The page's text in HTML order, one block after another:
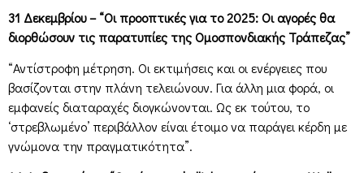
31 Δεκεμβρίου – “Οι προοπτικές για το 2025: Οι αγορές θα
διορθώσουν τις παρατυπίες της Ομοσπονδιακής Τράπεζας”
“Αντίστροφη μέτρηση. Οι εκτιμήσεις και οι ενέργειες που
βασίζονται στην πλάνη τελειώνουν. Για άλλη μια φορά, οι
εμφανείς διαταραχές διογκώνονται. Ως εκ τούτου, το
‘στρεβλωμένο’ περιβάλλον είναι έτοιμο να παράγει κέρδη με
γνώμονα την πραγματικότητα”.